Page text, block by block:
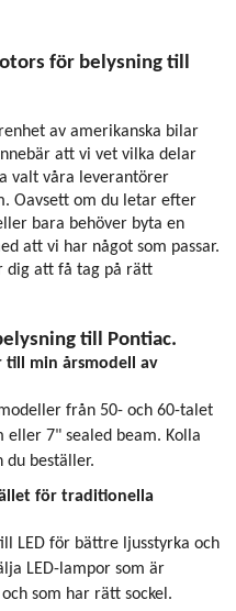
för belysning till
av amerikanska bilar
att vi vet vilka delar
valt våra leverantörer
Oavsett om du letar efter
bara behöver byta en
att vi har något som passar.
dig att få tag på rätt
till Pontiac.
till min årsmodell av
från 50- och 60-talet
eller 7" sealed beam. Kolla
beställer.
för traditionella
LED för bättre ljusstyrka och
LED-lampor som är
som har rätt sockel.